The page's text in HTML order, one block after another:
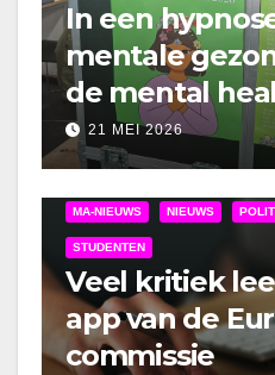
In een
mentale
de mental
21 MEI 2026
MA-NIEUWS NIEUWS
STUDENTEN
Veel kritiek
app van de
commissie